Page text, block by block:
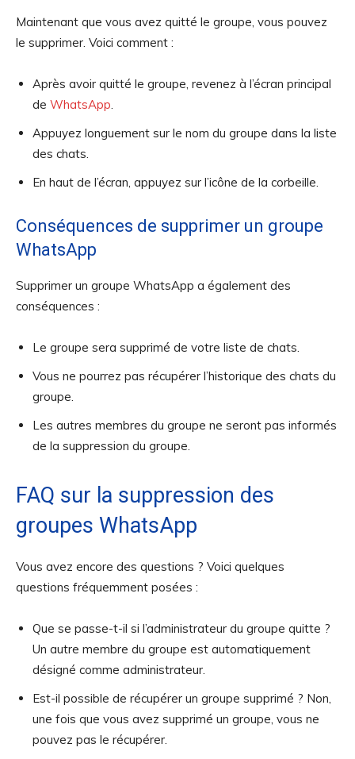
Maintenant que vous avez quitté le groupe, vous pouvez
le supprimer. Voici comment :
Après avoir quitté le groupe, revenez à l’écran principal
de WhatsApp.
Appuyez longuement sur le nom du groupe dans la liste
des chats.
En haut de l’écran, appuyez sur l’icône de la corbeille.
Conséquences de supprimer un groupe
WhatsApp
Supprimer un groupe WhatsApp a également des
conséquences :
Le groupe sera supprimé de votre liste de chats.
Vous ne pourrez pas récupérer l’historique des chats du
groupe.
Les autres membres du groupe ne seront pas informés
de la suppression du groupe.
FAQ sur la suppression des
groupes WhatsApp
Vous avez encore des questions ? Voici quelques
questions fréquemment posées :
Que se passe-t-il si l’administrateur du groupe quitte ?
Un autre membre du groupe est automatiquement
désigné comme administrateur.
Est-il possible de récupérer un groupe supprimé ? Non,
une fois que vous avez supprimé un groupe, vous ne
pouvez pas le récupérer.